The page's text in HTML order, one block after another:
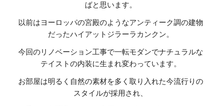
ばと思います。
以前はヨーロッパの宮殿のようなアンティーク調の建物
だったハイアットジラーラカンクン。
今回のリノベーション工事で一転モダンでナチュラルな
テイストの内装に生まれ変わっています。
お部屋は明るく自然の素材を多く取り入れた今流行りの
スタイルが採用され、